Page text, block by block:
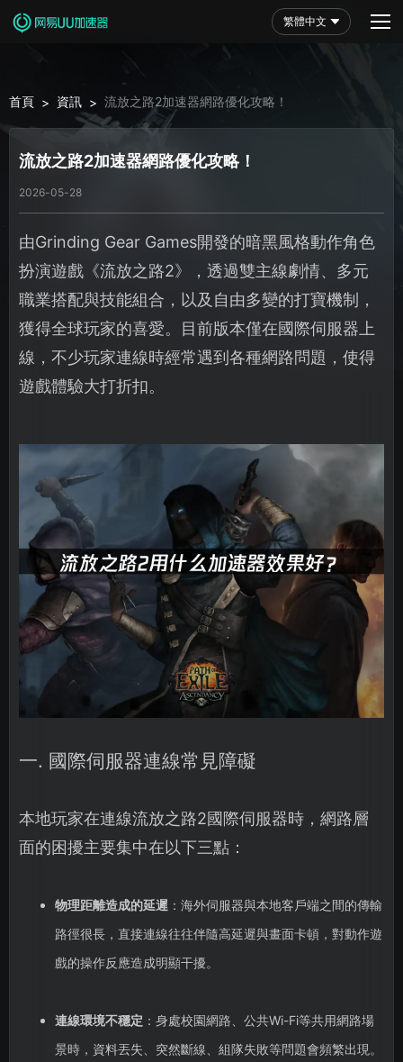
繁體中文
首頁 > 資訊 > 流放之路2加速器網路優化攻略！
流放之路2加速器網路優化攻略！
2026-05-28
由Grinding Gear Games開發的暗黑風格動作角色
扮演遊戲《流放之路2》，透過雙主線劇情、多元
職業搭配與技能組合，以及自由多變的打寶機制，
獲得全球玩家的喜愛。目前版本僅在國際伺服器上
線，不少玩家連線時經常遇到各種網路問題，使得
遊戲體驗大打折扣。
一. 國際伺服器連線常見障礙
本地玩家在連線流放之路2國際伺服器時，網路層
面的困擾主要集中在以下三點：
物理距離造成的延遲：海外伺服器與本地客戶端之間的傳輸
路徑很長，直接連線往往伴隨高延遲與畫面卡頓，對動作遊
戲的操作反應造成明顯干擾。
連線環境不穩定 ：身處校園網路、公共Wi-Fi等共用網路場
景時，資料丟失、突然斷線、組隊失敗等問題會頻繁出現。